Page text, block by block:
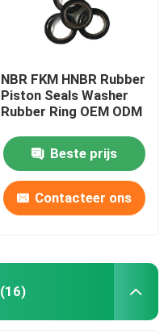
NBR FKM HNBR Rubber
Piston Seals Washer
Rubber Ring OEM ODM
Beste prijs
Contacteer ons
(16)